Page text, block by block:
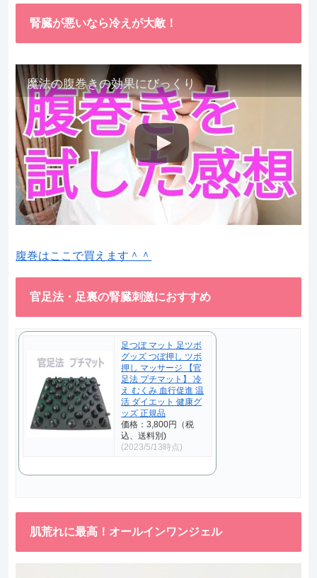
腎臓が悪いなら冷えが大敵！
魔法の腹巻きの効果にびっくり
腹巻はここで買えます＾＾
官足法・足裏の腎臓刺激におすすめ
足つぼ マット 足ツボ
グッズ つぼ押し ツボ
押し マッサージ 【官
足法 プチマット】 冷
え むくみ 血行促進 温
活 ダイエット 健康グ
ッズ 正規品
価格：3,800円（税
込、送料別)
(2023/5/13時点)
肌荒れに最高！オールインワンジェル